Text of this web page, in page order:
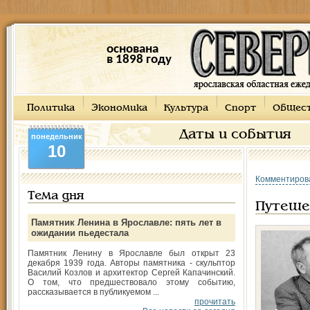
основана
в 1898 году
Политика Экономика Культура Спорт
Даты и события
понедельник
10
Тема дня
Памятник Ленина в Ярославле: пять лет в
ожидании пьедестала
Памятник Ленину в Ярославле был открыт 23
декабря 1939 года. Авторы памятника - скульптор
Василий Козлов и архитектор Сергей Капачинский.
О том, что предшествовало этому событию,
рассказывается в публикуемом ...
прочитать